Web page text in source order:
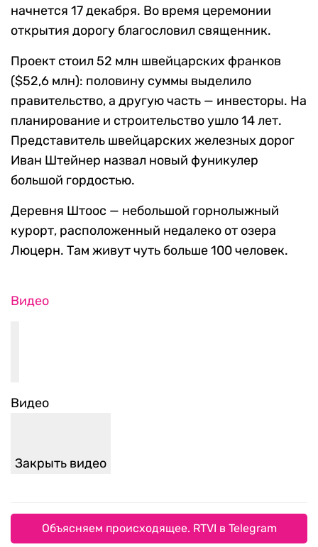
начнется 17 декабря. Во время церемонии
открытия дорогу благословил священник.
Проект стоил 52 млн швейцарских франков
($52,6 млн): половину суммы выделило
правительство, а другую часть — инвесторы. На
планирование и строительство ушло 14 лет.
Представитель швейцарских железных дорог
Иван Штейнер назвал новый фуникулер
большой гордостью.
Деревня Штоос — небольшой горнолыжный
курорт, расположенный недалеко от озера
Люцерн. Там живут чуть больше 100 человек.
Видео
Видео
Закрыть видео
Объясняем происходящее. RTVI в Telegram